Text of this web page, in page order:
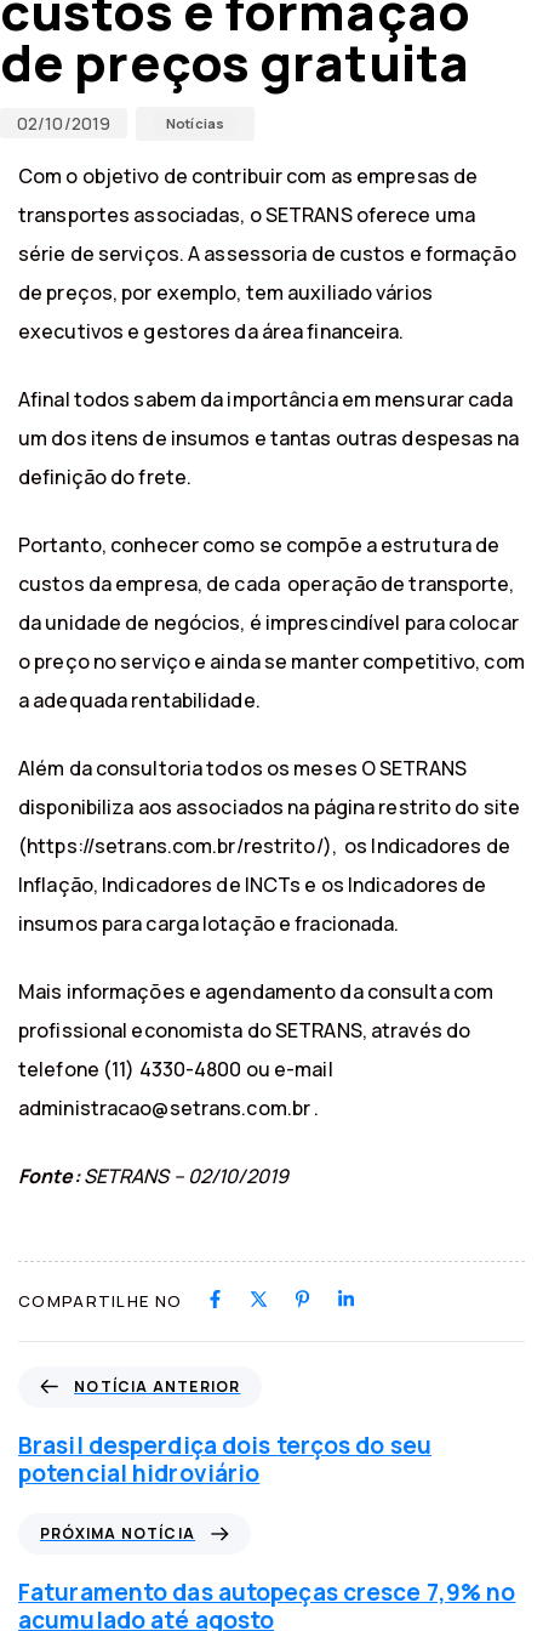
de preços gratuita
02/10/2019 Notícias
Com o objetivo de contribuir com as empresas de
transportes associadas, o SETRANS oferece uma
série de serviços. A assessoria de custos e formação
de preços, por exemplo, tem auxiliado vários
executivos e gestores da área financeira.
Afinal todos sabem da importância em mensurar cada
um dos itens de insumos e tantas outras despesas na
definição do frete.
Portanto, conhecer como se compõe a estrutura de
custos da empresa, de cada operação de transporte,
da unidade de negócios, é imprescindível para colocar
o preço no serviço e ainda se manter competitivo, com
a adequada rentabilidade.
Além da consultoria todos os meses O SETRANS
disponibiliza aos associados na página restrito do site
(https://setrans.com.br/restrito/), os Indicadores de
Inflação, Indicadores de INCTs e os Indicadores de
insumos para carga lotação e fracionada.
Mais informações e agendamento da consulta com
profissional economista do SETRANS, através do
telefone (11) 4330-4800 ou e-mail
administracao@setrans.com.br .
Fonte:SETRANS – 02/10/2019
COMPARTILHE NO
t
í
c
n
NOTÍCIA ANTERIOR
Brasil desperdiça dois terços do seu
potencial hidroviário
ó
x
PRÓXIMA NOTÍCIA
Faturamento das autopeças cresce 7,9% no
acumulado até agosto